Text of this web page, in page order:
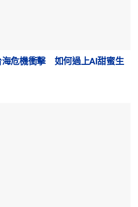
海危機衝擊 如何過上AI甜蜜生